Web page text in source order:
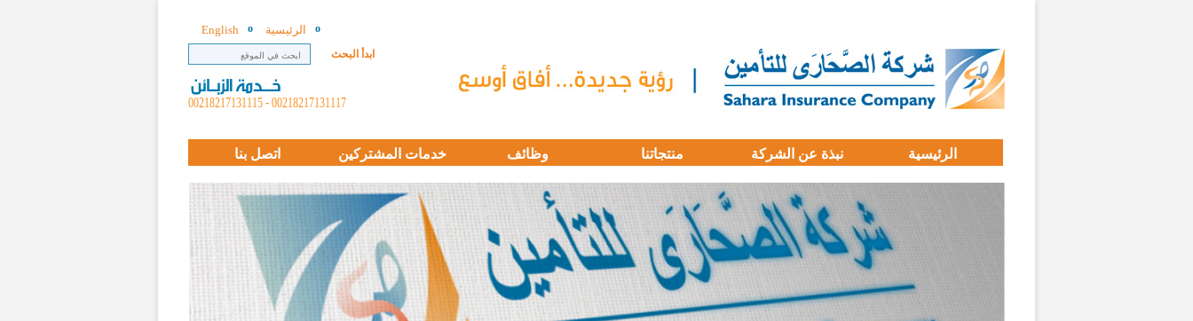
الرئيسية English
ابدأ البحث
00218217131117 - 00218217131115
الرئيسية نبذة عن الشركة منتجاتنا وظائف خدمات المشتركين اتصل بنا